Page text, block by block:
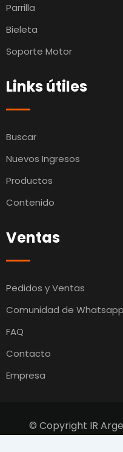
Parrilla
Bieleta
Soporte Motor
Links útiles
Buscar
Nuevos Ingresos
Productos
Contenido
Ventas
Pedidos y Ventas
Comunidad de Whatsapp
FAQ
Contacto
Empresa
© Copyright IR